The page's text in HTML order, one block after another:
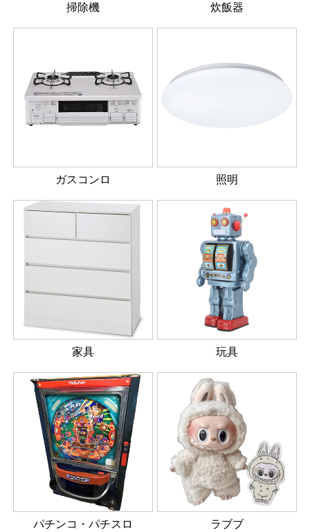
掃除機 炊飯器
ガスコンロ 照明
家具 玩具
パチンコ・パチスロ ラブブ